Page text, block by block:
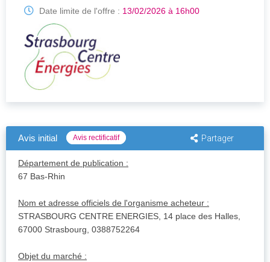
Date limite de l'offre : 13/02/2026 à 16h00
Avis initial Avis rectificatif Partager
Département de publication :
67 Bas-Rhin
Nom et adresse officiels de l'organisme acheteur :
STRASBOURG CENTRE ENERGIES, 14 place des Halles,
67000 Strasbourg, 0388752264
Objet du marché :